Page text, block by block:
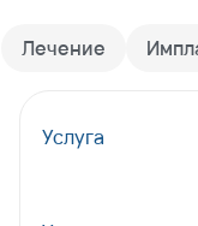
Лечение
Услуга